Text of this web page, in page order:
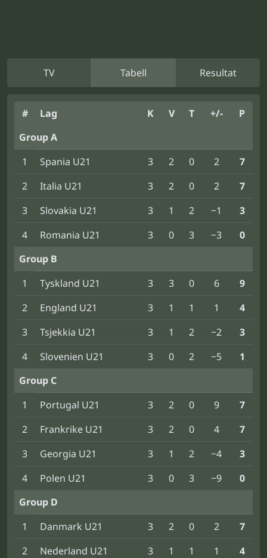
TV Tabell Resultat
# Lag K V T +/-
P
Group A
1
Spania U21 3 2 0 2
7
2
Italia U21 3 2 0 2
7
3
Slovakia U21 3 1 2 −1
3
4
Romania U21 3 0 3 −3
0
Group B
1
Tyskland U21 3 3 0 6
9
2
England U21 3 1 1 1
4
3
Tsjekkia U21 3 1 2 −2
3
4
Slovenien U21 3 0 2 −5
1
Group C
1
Portugal U21 3 2 0 9
7
2
Frankrike U21 3 2 0 4
7
3
Georgia U21 3 1 2 −4
3
4
Polen U21 3 0 3 −9
0
Group D
1
Danmark U21 3 2 0 2
7
2
Nederland U21 3 1 1 1
4